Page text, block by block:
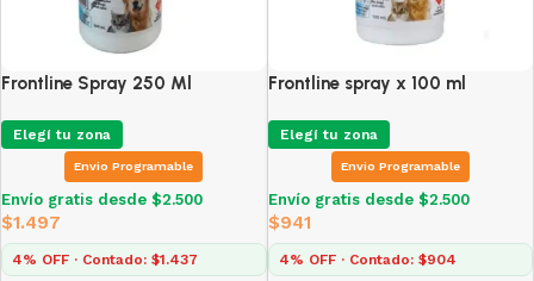
Frontline Spray 250 Ml
Elegí tu zona
Envio Programable
Envío gratis desde $2.500
$1.497
4% OFF · Contado: $1.437
Frontline spray x 100 ml
Elegí tu zona
Envio Programable
Envío gratis desde $2.500
$941
4% OFF · Contado: $904